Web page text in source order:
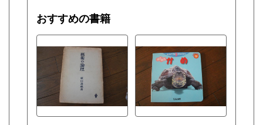
360円
宮崎県 鹿児島県 360円
沖縄県 360円
★【代引き】は利用しておりません。
ご注文はインターネットのみ受け付けます。【電話不可】。
特に記載のない場合は、付録等の付属品は付いて無いです
沿線名：-
最寄駅：-
営業時間：-
定休日：-
おすすめの書籍